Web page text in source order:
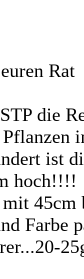
Rat
die
ist
hoch!!!!
45cm
Farbe